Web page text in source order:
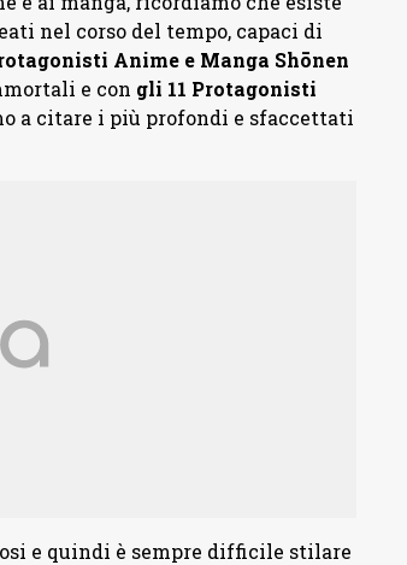
nel corso del tempo, capaci di
Anime e Manga Shōnen
e con gli 11 Protagonisti
a citare i più profondi e sfaccettati
e quindi è sempre difficile stilare